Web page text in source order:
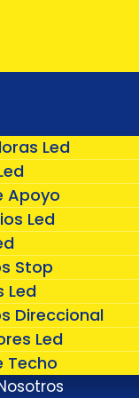
Led
Apoyo
Led
Stop
Led
Direccional
Led
Techo